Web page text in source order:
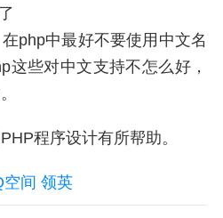
php中最好不要使用中文名
这些对中文支持不怎么好，
程序设计有所帮助。
空间 领英